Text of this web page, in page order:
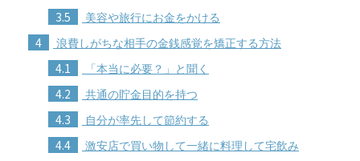
3.5 美容や旅行にお金をかける
4 浪費しがちな相手の金銭感覚を矯正する方法
4.1 「本当に必要？」と聞く
4.2 共通の貯金目的を持つ
4.3 自分が率先して節約する
4.4 激安店で買い物して一緒に料理して宅飲み